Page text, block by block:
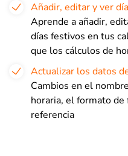
Añadir, editar y ver
Aprende a añadir,
días festivos en tus
que los cálculos de
Actualizar los datos
Cambios en el
horaria, el formato de
referencia